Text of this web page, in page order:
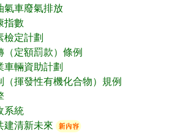
氣車廢氣排放
指數
檢定計劃
（定額罰款）條例
車輛資助計劃
（揮發性有機化合物）規例
系統
建清新未來